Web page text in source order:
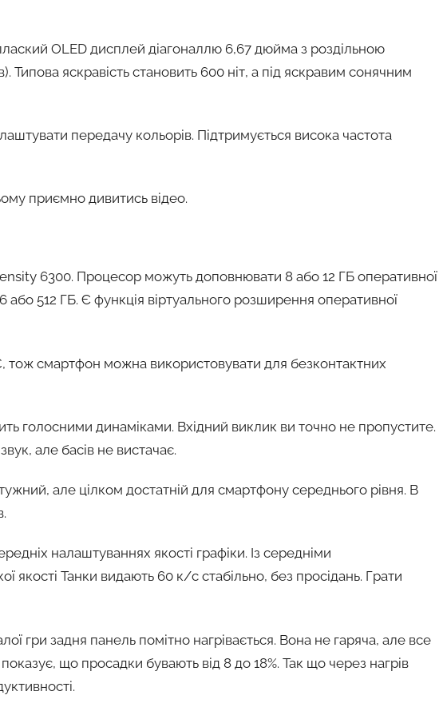
OLED дисплей діагоналлю 6,67 дюйма з роздільною
Типова яскравість становить 600 ніт, а під яскравим сонячним
передачу кольорів. Підтримується висока частота
приємно дивитись відео.
6300. Процесор можуть доповнювати 8 або 12 ГБ оперативної
або 512 ГБ. Є функція віртуального розширення оперативної
тож смартфон можна використовувати для безконтактних
голосними динаміками. Вхідний виклик ви точно не пропустите.
але басів не вистачає.
але цілком достатній для смартфону середнього рівня. В
налаштуваннях якості графіки. Із середніми
якості Танки видають 60 к/с стабільно, без просідань. Грати
гри задня панель помітно нагрівається. Вона не гаряча, але все
що просадки бувають від 8 до 18%. Так що через нагрів